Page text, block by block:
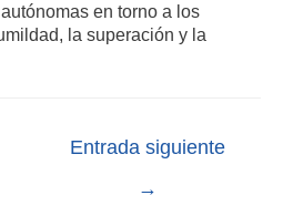
en torno a los
la superación y la
Entrada siguiente
→